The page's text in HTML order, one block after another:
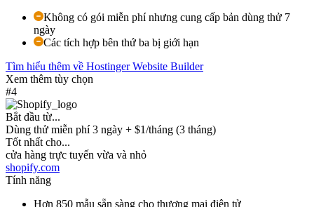
Không có gói miễn phí nhưng cung cấp bản dùng thử 7
ngày
Các tích hợp bên thứ ba bị giới hạn
Tìm hiểu thêm về Hostinger Website Builder
Xem thêm tùy chọn
#4
Bắt đầu từ...
Dùng thử miễn phí 3 ngày + $1/tháng (3 tháng)
Tốt nhất cho...
cửa hàng trực tuyến vừa và nhỏ
shopify.com
Tính năng
Hơn 850 mẫu sẵn sàng cho thương mại điện tử